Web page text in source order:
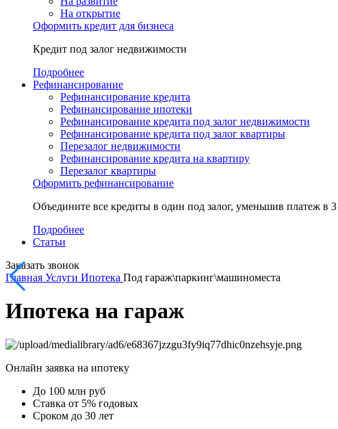
На открытие
Оформить кредит для бизнеса
Кредит под залог недвижимости
Подробнее
Рефинансирование
Рефинансирование кредита
Рефинансирование ипотеки
Рефинансирование кредита под залог недвижимости
Рефинансирование кредита под залог квартиры
Перезалог недвижимости
Рефинансирование кредита на квартиру
Перезалог квартиры
Оформить рефинансирование
Объедините все кредиты в один под залог, уменьшив платеж в 3
Подробнее
Статьи
Заказать звонок
Главная Услуги Ипотека Под гараж\паркинг\машиноместа
Ипотека на гараж
Онлайн заявка на ипотеку
До 100 млн руб
Ставка от 5% годовых
Сроком до 30 лет